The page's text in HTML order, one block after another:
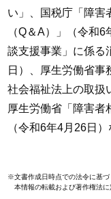
い」、国税庁「障害
（Q＆A）」（令和
談支援事業」に係る
日）、厚生労働省事
社会福祉法上の取扱
厚生労働省「障害者
（令和6年4月26日
※文書作成日時点での法令に基づ
本情報の転載および著作権法に